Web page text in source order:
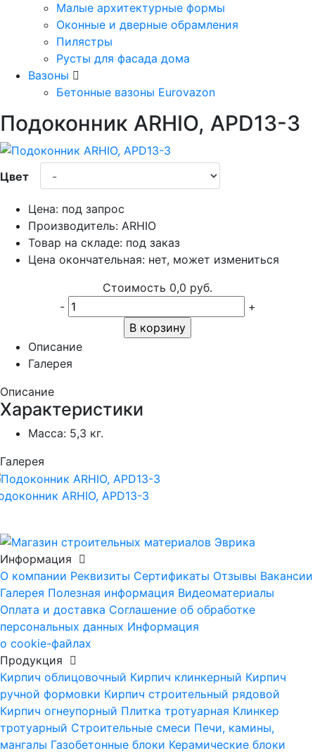
Малые архитектурные формы
Оконные и дверные обрамления
Пилястры
Русты для фасада дома
Вазоны
Бетонные вазоны Eurovazon
Подоконник ARHIO, APD13-3
Цвет
Цена: под запрос
Производитель: ARHIO
Товар на складе: под заказ
Цена окончательная: нет, может измениться
Стоимость 0,0 руб.
-
+
В корзину
Описание
Галерея
Описание
Характеристики
Масса: 5,3 кг.
Галерея
ARHIO, APD13-3
Информация
О компании Реквизиты Сертификаты Отзывы Вакансии
Галерея Полезная информация Видеоматериалы
Оплата и доставка Соглашение об обработке
персональных данных Информация
о cookie-файлах
Продукция
Кирпич облицовочный Кирпич клинкерный Кирпич
ручной формовки Кирпич строительный рядовой
Кирпич огнеупорный Плитка тротуарная Клинкер
тротуарный Строительные смеси Печи, камины,
мангалы Газобетонные блоки Керамические блоки